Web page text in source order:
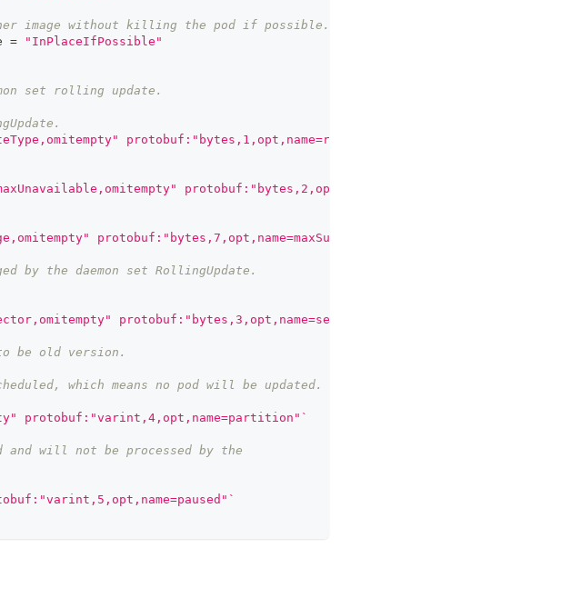
image without killing the pod if possible.
=
"InPlaceIfPossible"
set rolling update.
protobuf:"bytes,1,opt,name=rollingUpdateType"`
protobuf:"bytes,2,opt,name=maxUnavailable"`
protobuf:"bytes,7,opt,name=maxSurge"`
by the daemon set RollingUpdate.
protobuf:"bytes,3,opt,name=selector"`
to be old version.
which means no pod will be updated.
protobuf:"varint,4,opt,name=partition"`
will not be processed by the